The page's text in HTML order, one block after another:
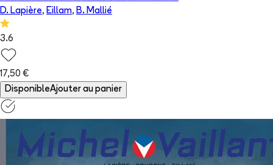
D. Lapière, Eillam, B. Mallié
3.6
17,50 €
DisponibleAjouter au panier